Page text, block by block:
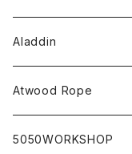
Aladdin
Atwood Rope
5050WORKSHOP